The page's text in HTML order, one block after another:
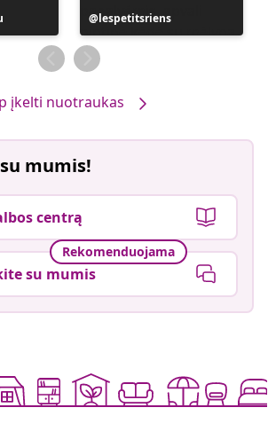
Įrašą
paskelbė
lespetitsriens
įkelti nuotraukas
mumis!
centrą
Rekomenduojama
su mumis